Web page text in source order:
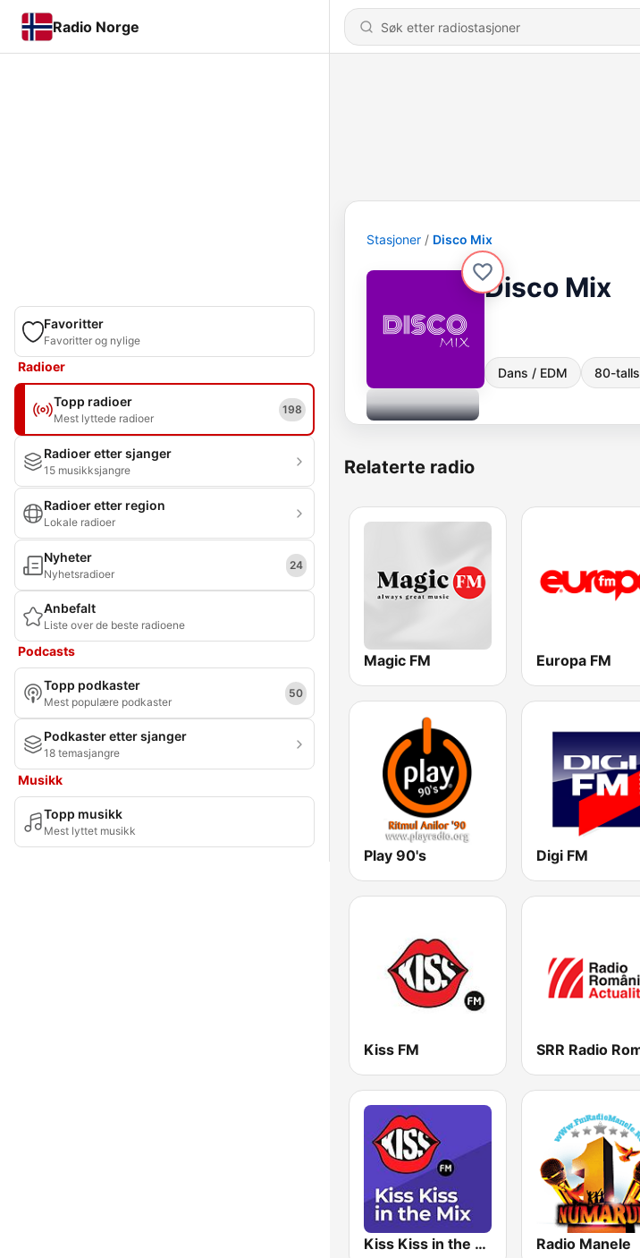
Radio Norge
Favoritter
Favoritter og nylige
Radioer
Topp radioer
Mest lyttede radioer
198
Radioer etter sjanger
15 musikksjangre
Radioer etter region
Lokale radioer
Nyheter
Nyhetsradioer
24
Anbefalt
Liste over de beste radioene
Podcasts
Topp podkaster
Mest populære podkaster
50
Podkaster etter sjanger
18 temasjangre
Musikk
Topp musikk
Mest lyttet musikk
Stasjoner Disco Mix
Disco Mix
Dans / EDM 80-talls
Relaterte radio
Magic FM Europa FM
Play 90's Digi FM
Kiss FM
Kiss Kiss in the Mix Radio Radio Manele